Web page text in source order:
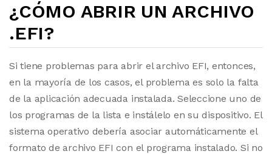
¿CÓMO ABRIR UN ARCHIVO
.EFI?
Si tiene problemas para abrir el archivo EFI, entonces,
en la mayoría de los casos, el problema es solo la falta
de la aplicación adecuada instalada. Seleccione uno de
los programas de la lista e instálelo en su dispositivo. El
sistema operativo debería asociar automáticamente el
formato de archivo EFI con el programa instalado. Si no